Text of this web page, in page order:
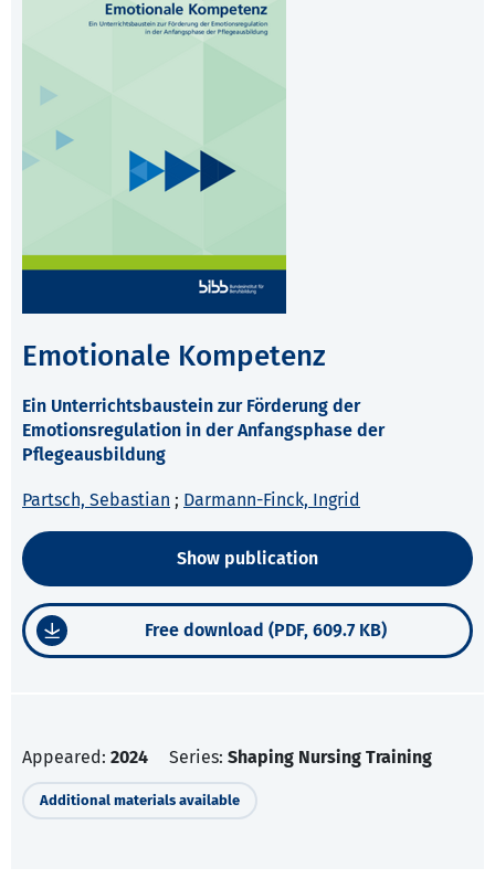
Emotionale Kompetenz
Ein Unterrichtsbaustein zur Förderung der
Emotionsregulation in der Anfangsphase der
Pflegeausbildung
Partsch, Sebastian ; Darmann-Finck, Ingrid
Show publication
Free download (PDF, 609.7 KB)
Appeared: 2024 Series: Shaping Nursing Training
Additional materials available